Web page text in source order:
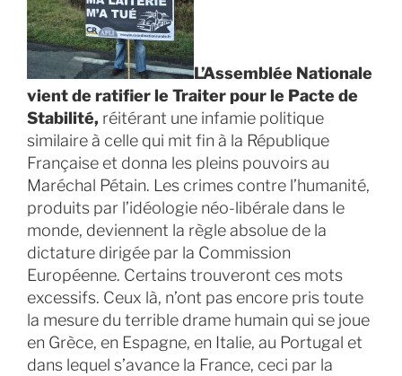
L’Assemblée Nationale
vient de ratifier le Traiter pour le Pacte de
Stabilité, réitérant une infamie politique
similaire à celle qui mit fin à la République
Française et donna les pleins pouvoirs au
Maréchal Pétain. Les crimes contre l’humanité,
produits par l’idéologie néo-libérale dans le
monde, deviennent la règle absolue de la
dictature dirigée par la Commission
Européenne. Certains trouveront ces mots
excessifs. Ceux là, n’ont pas encore pris toute
la mesure du terrible drame humain qui se joue
en Grèce, en Espagne, en Italie, au Portugal et
dans lequel s’avance la France, ceci par la